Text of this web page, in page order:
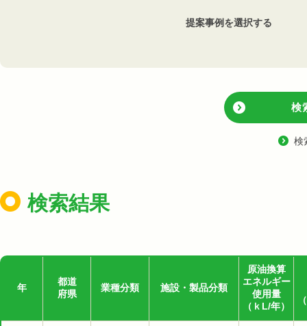
提案事例を選択する
検
検
検索結果
年
都道
府県
業種分類 施設・製品分類
原油換算
エネルギー
使用量
（ｋL/年）